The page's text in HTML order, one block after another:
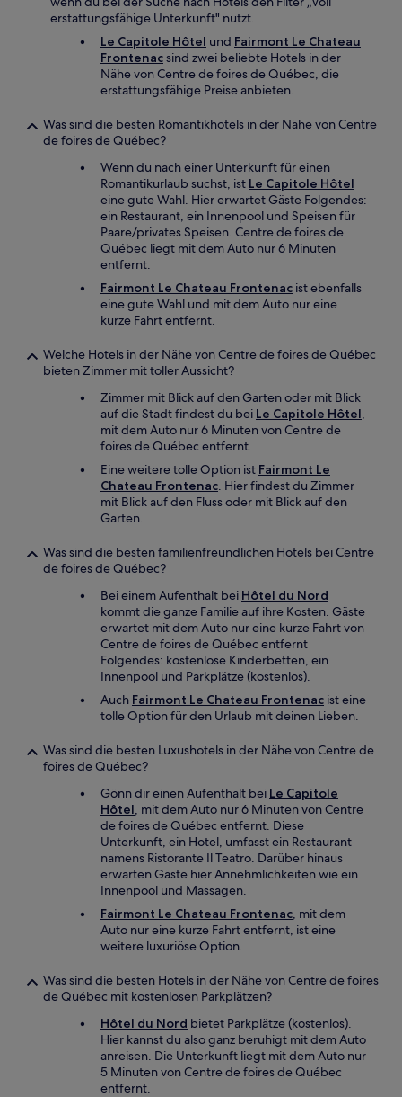
erstattungsfähige Unterkunft" nutzt.
Le Capitole Hôtel und Fairmont Le Chateau
Frontenacsind zwei beliebte Hotels in der
Nähe von Centre de foires de Québec, die
erstattungsfähige Preise anbieten.
Was sind die besten Romantikhotels in der Nähe von Centre
de foires de Québec?
Wenn du nach einer Unterkunft für einen
Romantikurlaub suchst, ist Le Capitole Hôtel
eine gute Wahl. Hier erwartet Gäste Folgendes:
ein Restaurant, ein Innenpool und Speisen für
Paare/privates Speisen. Centre de foires de
Québec liegt mit dem Auto nur 6 Minuten
entfernt.
Fairmont Le Chateau Frontenac ist ebenfalls
eine gute Wahl und mit dem Auto nur eine
kurze Fahrt entfernt.
Welche Hotels in der Nähe von Centre de foires de Québec
bieten Zimmer mit toller Aussicht?
Zimmer mit Blick auf den Garten oder mit Blick
auf die Stadt findest du bei Le Capitole Hôtel,
mit dem Auto nur 6 Minuten von Centre de
foires de Québec entfernt.
Eine weitere tolle Option ist Fairmont Le
Chateau Frontenac. Hier findest du Zimmer
mit Blick auf den Fluss oder mit Blick auf den
Garten.
Was sind die besten familienfreundlichen Hotels bei Centre
de foires de Québec?
Bei einem Aufenthalt bei Hôtel du Nord
kommt die ganze Familie auf ihre Kosten. Gäste
erwartet mit dem Auto nur eine kurze Fahrt von
Centre de foires de Québec entfernt
Folgendes: kostenlose Kinderbetten, ein
Innenpool und Parkplätze (kostenlos).
Auch Fairmont Le Chateau Frontenac ist eine
tolle Option für den Urlaub mit deinen Lieben.
Was sind die besten Luxushotels in der Nähe von Centre de
foires de Québec?
Gönn dir einen Aufenthalt bei Le Capitole
Hôtel, mit dem Auto nur 6 Minuten von Centre
de foires de Québec entfernt. Diese
Unterkunft, ein Hotel, umfasst ein Restaurant
namens Ristorante Il Teatro. Darüber hinaus
erwarten Gäste hier Annehmlichkeiten wie ein
Innenpool und Massagen.
Fairmont Le Chateau Frontenac, mit dem
Auto nur eine kurze Fahrt entfernt, ist eine
weitere luxuriöse Option.
Was sind die besten Hotels in der Nähe von Centre de foires
de Québec mit kostenlosen Parkplätzen?
Hôtel du Nord bietet Parkplätze (kostenlos).
Hier kannst du also ganz beruhigt mit dem Auto
anreisen. Die Unterkunft liegt mit dem Auto nur
5 Minuten von Centre de foires de Québec
entfernt.